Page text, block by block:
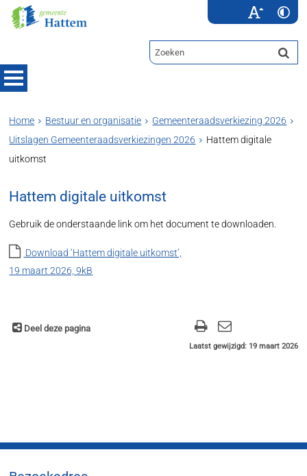
Home Bestuur en organisatie
Gemeenteraadsverkiezing 2026
Uitslagen Gemeenteraadsverkiezingen 2026
Hattem digitale
uitkomst
Hattem digitale uitkomst
Gebruik de onderstaande link om het document te downloaden.
Download ‘Hattem digitale uitkomst’,
19 maart 2026, 9kB
Deel deze pagina
Laatst gewijzigd: 19 maart 2026